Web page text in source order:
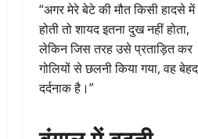
“अगर मेरे बेटे की मौत किसी हादसे में
होती तो शायद इतना दुख नहीं होता,
लेकिन जिस तरह उसे प्रताड़ित कर
गोलियों से छलनी किया गया, वह बेहद
दर्दनाक है।”